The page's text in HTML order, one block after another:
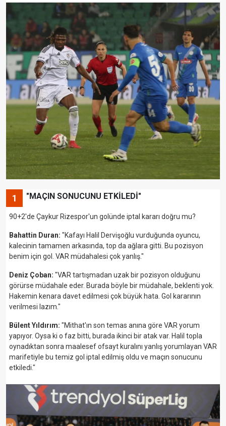
1 "MAÇIN SONUCUNU ETKİLEDİ"
90+2'de Çaykur Rizespor'un golünde iptal kararı doğru mu?
Bahattin Duran: "Kafayı Halil Dervişoğlu vurduğunda oyuncu,
kalecinin tamamen arkasında, top da ağlara gitti. Bu pozisyon
benim için gol. VAR müdahalesi çok yanlış."
Deniz Çoban: "VAR tartışmadan uzak bir pozisyon olduğunu
görürse müdahale eder. Burada böyle bir müdahale, beklenti yok.
Hakemin kenara davet edilmesi çok büyük hata. Gol kararının
verilmesi lazım."
Bülent Yıldırım: "Mithat'ın son temas anına göre VAR yorum
yapıyor. Oysa ki o faz bitti, burada ikinci bir atak var. Halil topla
oynadıktan sonra maalesef ofsayt kuralını yanlış yorumlayan VAR
marifetiyle bu temiz gol iptal edilmiş oldu ve maçın sonucunu
etkiledi."